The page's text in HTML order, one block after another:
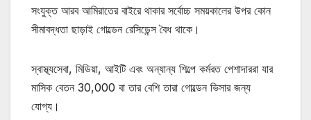
সংযুক্ত আরব আমিরাতের বাইরে থাকার সর্বোচ্চ সময়কালের উপর কোন
সীমাবদ্ধতা ছাড়াই গোল্ডেন রেসিডেন্স বৈধ থাকে।
স্বাস্থ্যসেবা, মিডিয়া, আইটি এবং অন্যান্য শিল্পে কর্মরত পেশাদাররা যার
মাসিক বেতন 30,000 বা তার বেশি তারা গোল্ডেন ভিসার জন্য
যোগ্য।